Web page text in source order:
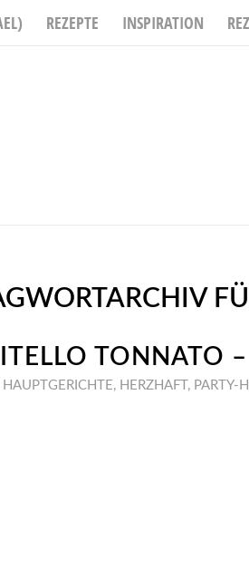
REZEPTE INSPIRATION
TONNATO
HAUPTGERICHTE, HERZHAFT , PARTY-